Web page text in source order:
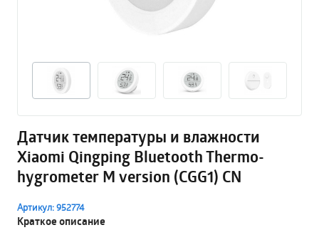
Датчик температуры и влажности
Xiaomi Qingping Bluetooth Thermo-
hygrometer M version (CGG1) CN
Артикул: 952774
Краткое описание